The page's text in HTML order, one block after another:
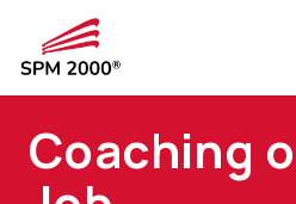
Coaching